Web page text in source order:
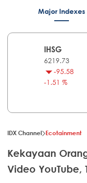
Major Indexes
IHSG
6219.73
-95.58
-1.51 %
IDX Channel Ecotainment
Kekayaan
Video YouTube,